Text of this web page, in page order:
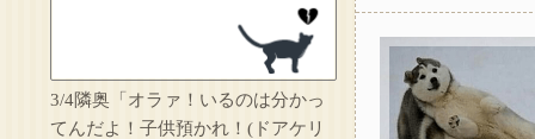
3/4隣奥「オラァ！いるのは分かっ
てんだよ！子供預かれ！(ドアケリ